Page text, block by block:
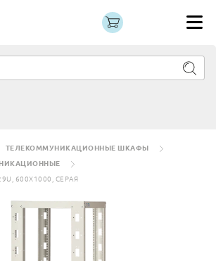
ТЕЛЕКОММУНИКАЦИОННЫЕ ШКАФЫ
600X1000, СЕРАЯ